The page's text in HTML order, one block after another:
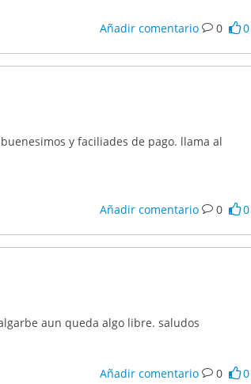
Añadir comentario 0 0
y faciliades de pago. llama al
Añadir comentario 0 0
aun queda algo libre. saludos
Añadir comentario 0 0